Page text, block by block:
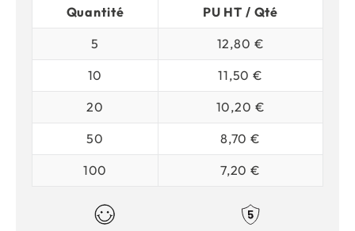
Quantité
PU HT / Qté
5
12,80 €
10
11,50 €
20
10,20 €
50
8,70 €
100
7,20 €